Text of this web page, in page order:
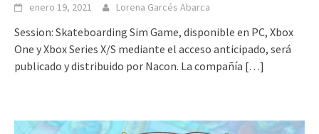
enero 19, 2021 Lorena Garcés Abarca
Session: Skateboarding Sim Game, disponible en PC, Xbox
One y Xbox Series X/S mediante el acceso anticipado, será
publicado y distribuido por Nacon. La compañía […]